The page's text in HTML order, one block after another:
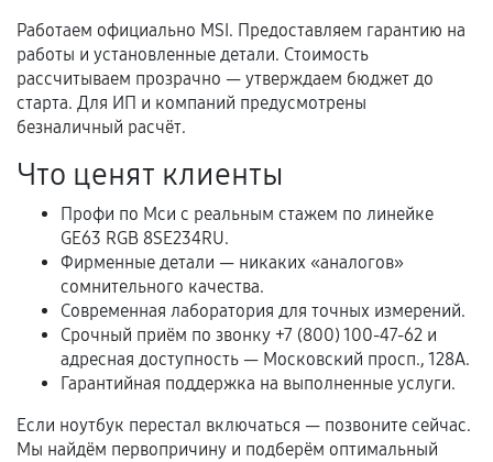
Нарушение правил эксплуатации,
механические повреждения, попадание влаги,
перегрев, коррозия.
Самостоятельный ремонт или вмешательство
третьих лиц.
Естественный износ деталей, если иное не
Обращение после окончания гарантийного
срока.
Программные сбои, если это не указано в
отдельных условиях.
Если комплектующие куплены
самостоятельно
Работаем официально MSI. Предоставляем гарантию на
работы и установленные детали. Стоимость
рассчитываем прозрачно — утверждаем бюджет до
старта. Для ИП и компаний предусмотрены
безналичный расчёт.
Что ценят клиенты
Профи по Мси с реальным стажем по линейке
GE63 RGB 8SE234RU.
Фирменные детали — никаких «аналогов»
сомнительного качества.
Современная лаборатория для точных измерений.
Срочный приём по звонку +7 (800) 100-47-62 и
адресная доступность — Московский просп., 128А.
Гарантийная поддержка на выполненные услуги.
Если ноутбук перестал включаться — позвоните сейчас.
Мы найдём первопричину и подберём оптимальный